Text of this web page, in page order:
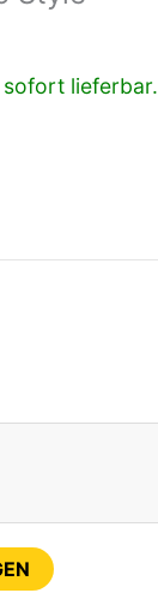
lieferbar.